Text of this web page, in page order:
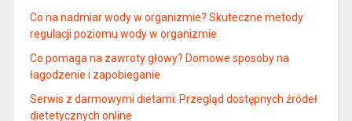
Co na nadmiar wody w organizmie? Skuteczne metody
regulacji poziomu wody w organizmie
Co pomaga na zawroty głowy? Domowe sposoby na
łagodzenie i zapobieganie
Serwis z darmowymi dietami: Przegląd dostępnych źródeł
dietetycznych online